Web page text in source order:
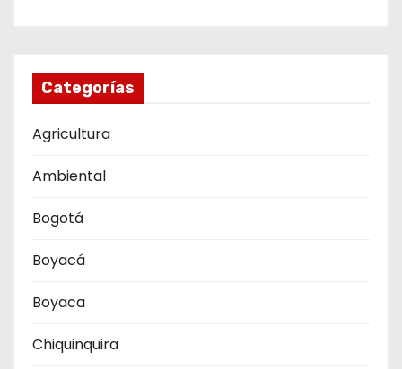
Categorías
Agricultura
Ambiental
Bogotá
Boyacá
Boyaca
Chiquinquira